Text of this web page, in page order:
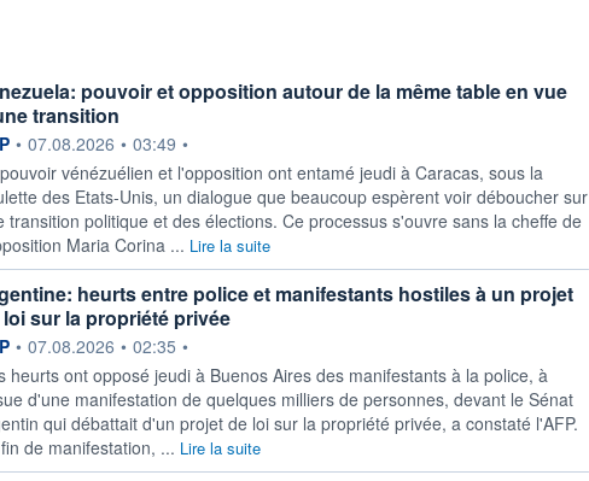
pouvoir et opposition autour de la même table en vue
transition
fournie par
• 07.08.2026 • 03:49 •
vénézuélien et l'opposition ont entamé jeudi à Caracas, sous la
des Etats-Unis, un dialogue que beaucoup espèrent voir déboucher sur
transition politique et des élections. Ce processus s'ouvre sans la cheffe de
Maria Corina ... Lire la suite
heurts entre police et manifestants hostiles à un projet
sur la propriété privée
fournie par
• 07.08.2026 • 02:35 •
heurts ont opposé jeudi à Buenos Aires des manifestants à la police, à
d'une manifestation de quelques milliers de personnes, devant le Sénat
qui débattait d'un projet de loi sur la propriété privée, a constaté l'AFP.
de manifestation, ... Lire la suite